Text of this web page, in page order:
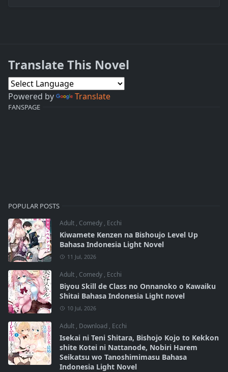
Translate This Novel
Powered by Translate
FANSPAGE
POPULAR POSTS
Adult , Comedy , Ecchi
Kiwamete Kenzen na Bishoujo Level Up
Bahasa Indonesia Light Novel
11 Jul, 2026
Adult , Comedy , Ecchi
Biyou Skill de Class no Onnanoko o Kawaiku
Shitai Bahasa Indonesia Light novel
10 Jul, 2026
Adult , Download , Ecchi
Isekai ni Teni Shitara, Bishojo Kojo to Kekkon
shite Kotei ni Nattanode, Nobiri Harem
Seikatsu wo Tanoshimimasu Bahasa
Indonesia Light Novel